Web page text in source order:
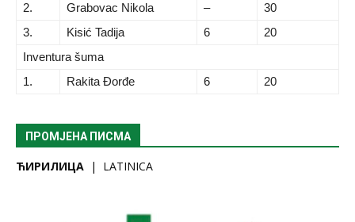
2.
Grabovac Nikola –
30
3.
Kisić Tadija 6
20
Inventura šuma
1.
Rakita Đorđe 6 20
ПРОМЈЕНА ПИСМА
ЋИРИЛИЦА | LATINICA